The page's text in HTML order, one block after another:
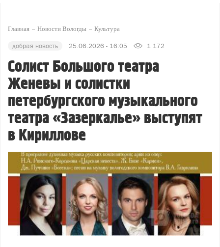
Главная Новости Вологды Культура
добрая новость 25.06.2026 - 16:05 1 172
Солист Большого театра
Женевы и солистки
петербургского музыкального
театра «Зазеркалье» выступят
в Кириллове